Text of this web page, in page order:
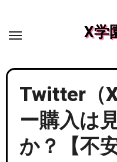
キ
X学
Twitter（
ー購入は
か？【不